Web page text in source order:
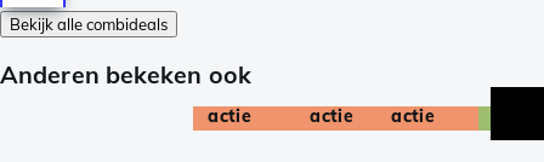
Bekijk alle combideals
Anderen bekeken ook
actie actie actie